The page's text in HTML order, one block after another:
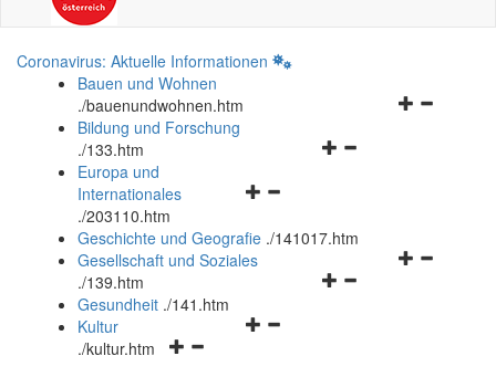
Coronavirus: Aktuelle Informationen
Bauen und Wohnen
./bauenundwohnen.htm
Navigationsmenü
Bildung und Forschung
./133.htm
Navigationsmenü
und
schließen
Europa und
Internationales
./203110.htm
Geschichte und Geografie ./141017.htm
Navigationsmenü
Gesellschaft und Soziales
./139.htm
Navigationsmenü
Gesundheit ./141.htm
Navigationsmenü
Kultur
./kultur.htm